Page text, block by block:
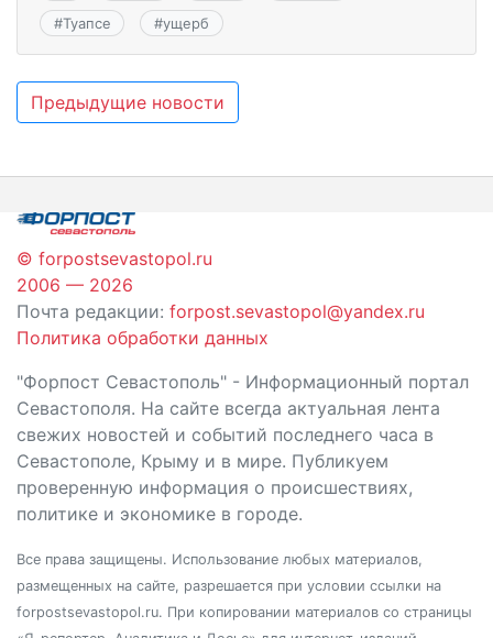
#Туапсе #ущерб
Навигация
записям
Предыдущие новости
© forpostsevastopol.ru
2006 — 2026
Почта редакции: forpost.sevastopol@yandex.ru
Политика обработки данных
"Форпост Севастополь" - Информационный портал
Севастополя. На сайте всегда актуальная лента
свежих новостей и событий последнего часа в
Севастополе, Крыму и в мире. Публикуем
проверенную информация о происшествиях,
политике и экономике в городе.
Все права защищены. Использование любых материалов,
размещенных на сайте, разрешается при условии ссылки на
forpostsevastopol.ru. При копировании материалов со страницы